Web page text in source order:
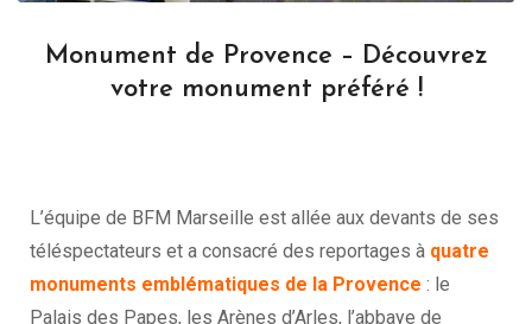
Monument de Provence – Découvrez
votre monument préféré !
L’équipe de BFM Marseille est allée aux devants de ses
téléspectateurs et a consacré des reportages à quatre
monuments emblématiques de la Provence : le
Palais des Papes, les Arènes d’Arles, l’abbaye de